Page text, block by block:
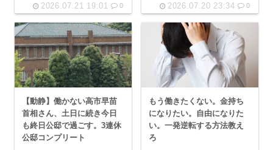
2026.07.21 19:01 0 2026.07.20 23:34 0
【動静】働かない高市早苗
首相さん、土日に続き今日
も終日公邸で過ごす。3連休
公邸コンプリート
もう働きたくない。金持ち
になりたい。自由になりた
い。一発逆転する方法教え
ろ